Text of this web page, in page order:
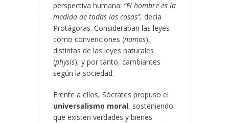
perspectiva humana: “El hombre es la
medida de todas las cosas”, decía
Protágoras. Consideraban las leyes
como convenciones (nomos),
distintas de las leyes naturales
(physis), y por tanto, cambiantes
según la sociedad.
Frente a ellos, Sócrates propuso el
universalismo moral, sosteniendo
que existen verdades y bienes